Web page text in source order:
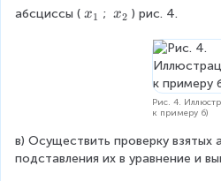
x
абсциссы ( x
x1 ; x
x2 ) рис. 4.
Рис. 4.
к примеру б)
в) Осуществить проверку
подставления их в уравнение и